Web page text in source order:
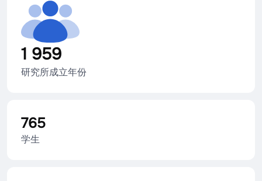
1 959
研究所成立年份
765
学生